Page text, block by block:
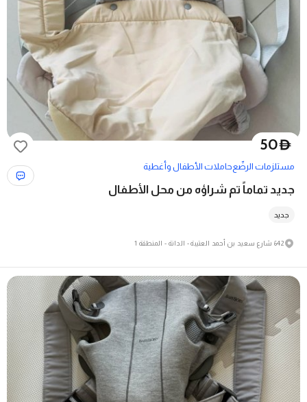
D
50
مستلزمات الرضّعحاملات الأطفال وأغطية
جديد تماماً تم شراؤه من محل الأطفال
جديد
642 شارع سعيد بن أحمد العتيبة - الدانة - المنطقة 1